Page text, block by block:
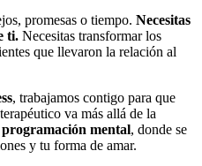
promesas o tiempo. Necesitas
ti. Necesitas transformar los
que llevaron la relación al
, trabajamos contigo para que
va más allá de la
mental, donde se
y tu forma de amar.